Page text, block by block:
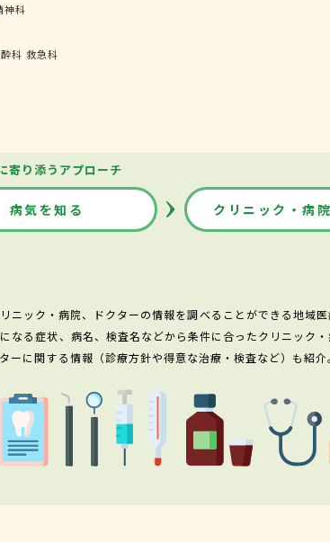
神科
科 救急科
寄り添うアプローチ
病気を知る クリニック・病
ック・病院、ドクターの情報を調べることができる地域医
る症状、病名、検査名などから条件に合ったクリニック・
ーに関する情報（診療方針や得意な治療・検査など）も紹介